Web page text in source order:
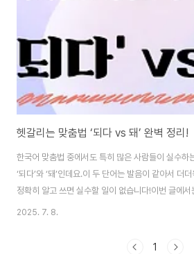
헷갈리는 맞춤법 ‘되다 vs 돼’ 완벽 정리!
한국어 맞춤법 중에서도 특히 많은 사람들이 실수하
‘되다’와 ‘돼’인데요.이 두 단어는 발음이 같아서 더
정확히 알고 쓰면 실수할 일이 없습니다!이번 글에서
차이와 쉽게 구분하는 법, 예문까지 한 번에 정리해드
니다.문장에서 다양한 시제로 활용되며, 기본형 그대
2025. 7. 8.
1